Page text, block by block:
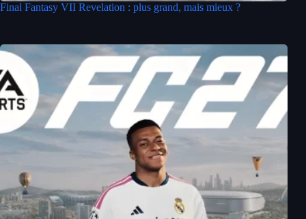
Final Fantasy VII Revelation : plus grand, mais mieux ?